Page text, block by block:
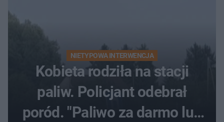
NIETYPOWA INTERWENCJA
Kobieta rodziła na stacji
paliw. Policjant odebrał
poród. "Paliwo za darmo lub